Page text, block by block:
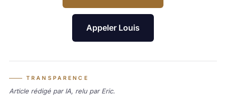
Appeler Louis
TRANSPARENCE
Article rédigé par IA, relu par Eric.